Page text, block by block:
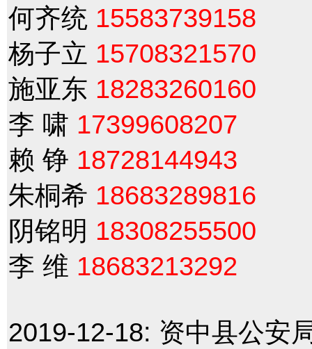
何齐统 15583739158
杨子立 15708321570
施亚东 18283260160
李 啸 17399608207
赖 铮 18728144943
朱桐希 18683289816
阴铭明 18308255500
李 维 18683213292
2019-12-18: 资中县公安